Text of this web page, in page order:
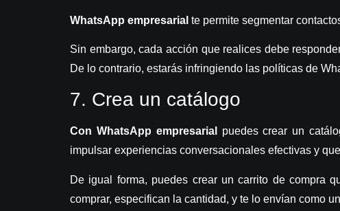
WhatsApp empresarial te permite segmentar
Sin embargo, cada acción que realices debe
De lo contrario, estarás infringiendo las políticas de
7. Crea un catálogo
Con WhatsApp empresarial
puedes crear un
impulsar experiencias conversacionales efectivas y
De igual forma, puedes crear uncarrito de compra
comprar, especifican la cantidad, y te lo envían como